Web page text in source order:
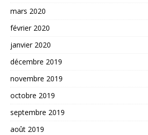
mars 2020
février 2020
janvier 2020
décembre 2019
novembre 2019
octobre 2019
septembre 2019
août 2019